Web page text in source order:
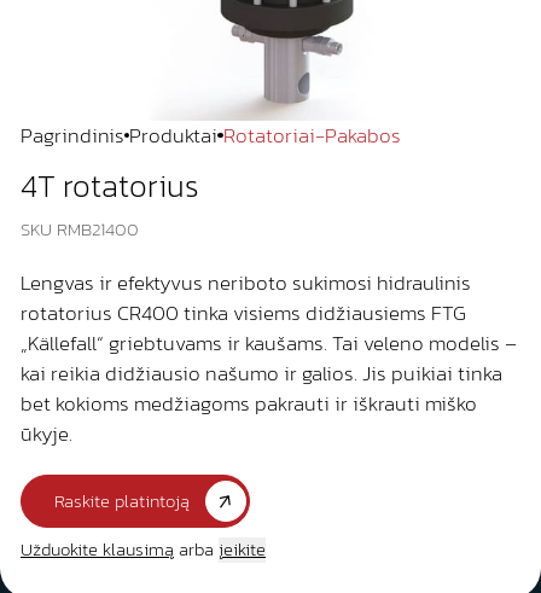
Pagrindinis ProduktaiRotatoriai-Pakabos
4T rotatorius
SKU RMB21400
Lengvas ir efektyvus neriboto sukimosi hidraulinis
rotatorius CR400 tinka visiems didžiausiems FTG
„Källefall“ griebtuvams ir kaušams. Tai veleno modelis –
kai reikia didžiausio našumo ir galios. Jis puikiai tinka
bet kokioms medžiagoms pakrauti ir iškrauti miško
ūkyje.
Raskite platintoją
Užduokite klausimą arba įeikite